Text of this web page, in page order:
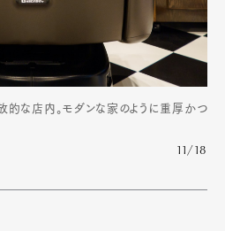
的な店内。モダンな家のように重厚かつ
11/18